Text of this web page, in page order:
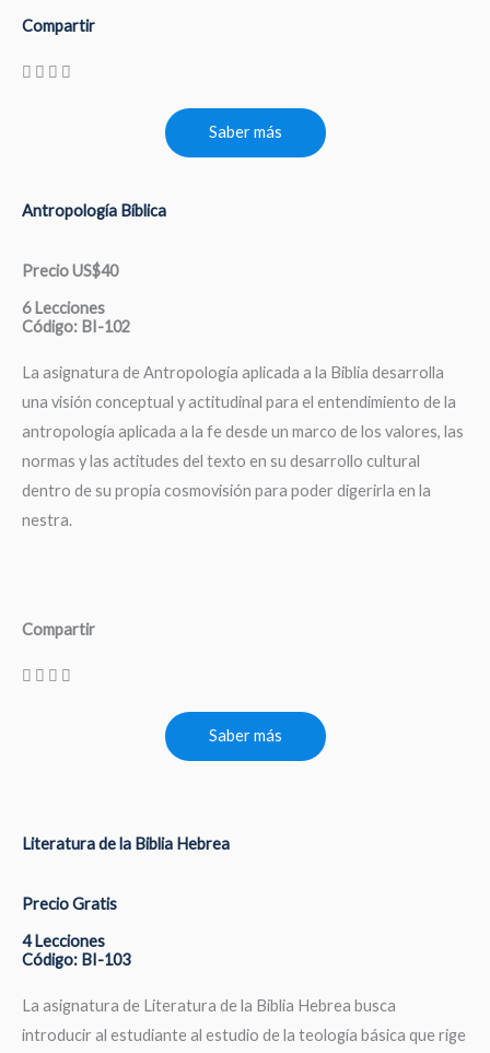
Compartir
Saber más
Antropología Bíblica
Precio US$40
6 Lecciones
Código: BI-102
La asignatura de Antropología aplicada a la Biblia desarrolla
una visión conceptual y actitudinal para el entendimiento de la
antropología aplicada a la fe desde un marco de los valores, las
normas y las actitudes del texto en su desarrollo cultural
dentro de su propia cosmovisión para poder digerirla en la
nestra.
Compartir
Saber más
Literatura de la Biblia Hebrea
Precio Gratis
4 Lecciones
Código: BI-103
La asignatura de Literatura de la Biblia Hebrea busca
introducir al estudiante al estudio de la teología básica que rige